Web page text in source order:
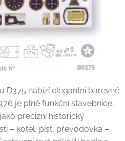
D375 nabízí elegantní barevné
je plně funkční stavebnice,
precizní historický
– kotel, píst, převodovka –